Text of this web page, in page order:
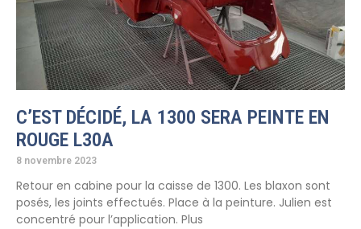
C’EST DÉCIDÉ, LA 1300 SERA PEINTE EN
ROUGE L30A
8 novembre 2023
Retour en cabine pour la caisse de 1300. Les blaxon sont
posés, les joints effectués. Place à la peinture. Julien est
concentré pour l’application. Plus